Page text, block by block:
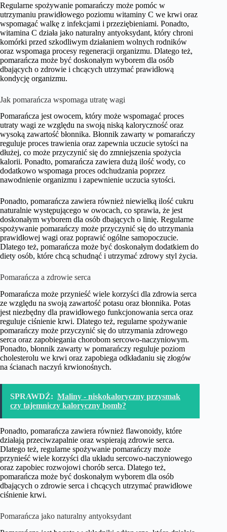
Regularne spożywanie pomarańczy może pomóc w
utrzymaniu prawidłowego poziomu witaminy C we krwi oraz
wspomagać walkę z infekcjami i przeziębieniami. Ponadto,
witamina C działa jako naturalny antyoksydant, który chroni
komórki przed szkodliwym działaniem wolnych rodników
oraz wspomaga procesy regeneracji organizmu. Dlatego też,
pomarańcza może być doskonałym wyborem dla osób
dbających o zdrowie i chcących utrzymać prawidłową
kondycję organizmu.
Jak pomarańcza wspomaga utratę wagi
Pomarańcza jest owocem, który może wspomagać proces
utraty wagi ze względu na swoją niską kaloryczność oraz
wysoką zawartość błonnika. Błonnik zawarty w pomarańczy
reguluje proces trawienia oraz zapewnia uczucie sytości na
dłużej, co może przyczynić się do zmniejszenia spożycia
kalorii. Ponadto, pomarańcza zawiera dużą ilość wody, co
dodatkowo wspomaga proces odchudzania poprzez
nawodnienie organizmu i zapewnienie uczucia sytości.
Ponadto, pomarańcza zawiera również niewielką ilość cukru
naturalnie występującego w owocach, co sprawia, że jest
doskonałym wyborem dla osób dbających o linię. Regularne
spożywanie pomarańczy może przyczynić się do utrzymania
prawidłowej wagi oraz poprawić ogólne samopoczucie.
Dlatego też, pomarańcza może być doskonałym dodatkiem do
diety osób, które chcą schudnąć i utrzymać zdrowy styl życia.
Pomarańcza a zdrowie serca
Pomarańcza może przynieść wiele korzyści dla zdrowia serca
ze względu na swoją zawartość potasu oraz błonnika. Potas
jest niezbędny dla prawidłowego funkcjonowania serca oraz
reguluje ciśnienie krwi. Dlatego też, regularne spożywanie
pomarańczy może przyczynić się do utrzymania zdrowego
serca oraz zapobiegania chorobom sercowo-naczyniowym.
Ponadto, błonnik zawarty w pomarańczy reguluje poziom
cholesterolu we krwi oraz zapobiega odkładaniu się złogów
na ścianach naczyń krwionośnych.
SPRAWDŹ: Maliny - niskokaloryczny przysmak
czy tajemniczy kaloryczny bomb?
Ponadto, pomarańcza zawiera również flawonoidy, które
działają przeciwzapalnie oraz wspierają zdrowie serca.
Dlatego też, regularne spożywanie pomarańczy może
przynieść wiele korzyści dla układu sercowo-naczyniowego
oraz zapobiec rozwojowi chorób serca. Dlatego też,
pomarańcza może być doskonałym wyborem dla osób
dbających o zdrowie serca i chcących utrzymać prawidłowe
ciśnienie krwi.
Pomarańcza jako naturalny antyoksydant